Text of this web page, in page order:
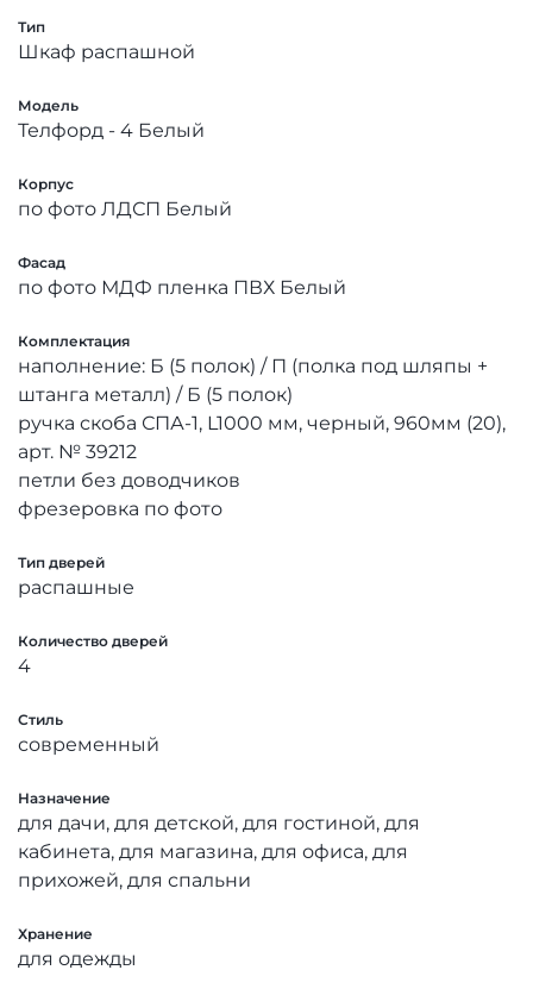
Тип
Шкаф распашной
Модель
Телфорд - 4 Белый
Корпус
по фото ЛДСП Белый
Фасад
по фото МДФ пленка ПВХ Белый
Комплектация
наполнение: Б (5 полок) / П (полка под шляпы +
штанга металл) / Б (5 полок)
ручка скоба СПА-1, L1000 мм, черный, 960мм (20),
арт. № 39212
петли без доводчиков
фрезеровка по фото
Тип дверей
распашные
Количество дверей
4
Стиль
современный
Назначение
для дачи, для детской, для гостиной, для
кабинета, для магазина, для офиса, для
прихожей, для спальни
Хранение
для одежды